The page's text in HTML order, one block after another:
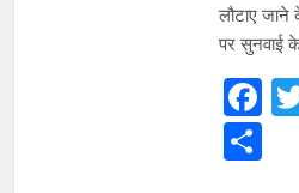
लौटाए जाने
पर सुनवाई